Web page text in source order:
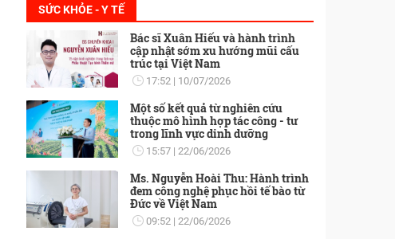
SỨC KHỎE - Y TẾ
Bác sĩ Xuân Hiếu và hành trình
cập nhật sớm xu hướng mũi cấu
trúc tại Việt Nam
17:52 10/07/2026
Một số kết quả từ nghiên cứu
thuộc mô hình hợp tác công - tư
trong lĩnh vực dinh dưỡng
15:57 22/06/2026
Ms. Nguyễn Hoài Thu: Hành trình
đem công nghệ phục hồi tế bào từ
Đức về Việt Nam
09:52 22/06/2026